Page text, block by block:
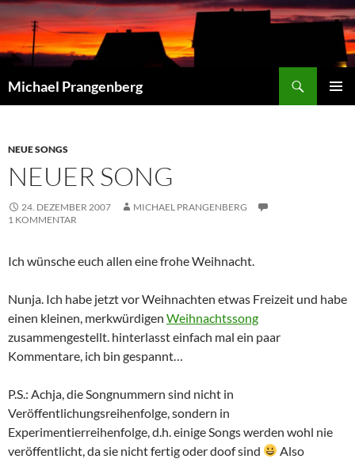
Zum
Inhalt
springen
Michael Prangenberg
NEUE SONGS
NEUER SONG
24. DEZEMBER 2007
MICHAEL PRANGENBERG
1 KOMMENTAR
Ich wünsche euch allen eine frohe Weihnacht.
Nunja. Ich habe jetzt vor Weihnachten etwas Freizeit und habe
einen kleinen, merkwürdigen Weihnachtssong
zusammengestellt. hinterlasst einfach mal ein paar
Kommentare, ich bin gespannt…
P.S.: Achja, die Songnummern sind nicht in
Veröffentlichungsreihenfolge, sondern in
Experimentierreihenfolge, d.h. einige Songs werden wohl nie
veröffentlicht, da sie nicht fertig oder doof sind
Also